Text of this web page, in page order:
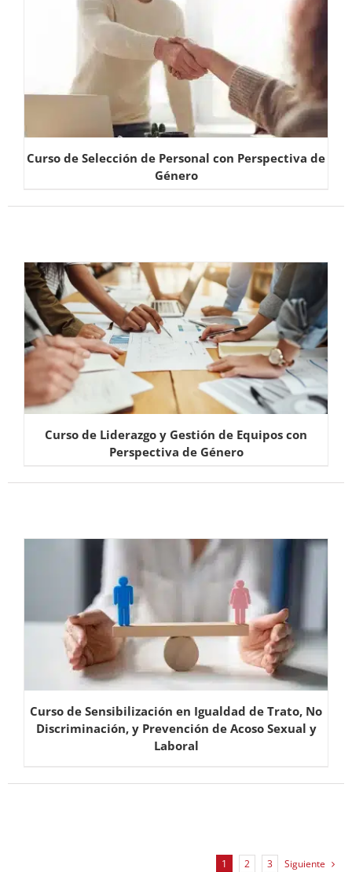
Curso de Selección de Personal con Perspectiva de
Género
Curso de Liderazgo y Gestión de Equipos con
Perspectiva de Género
Curso de Sensibilización en Igualdad de Trato, No
Discriminación, y Prevención de Acoso Sexual y
Laboral
1 2 3 Siguiente